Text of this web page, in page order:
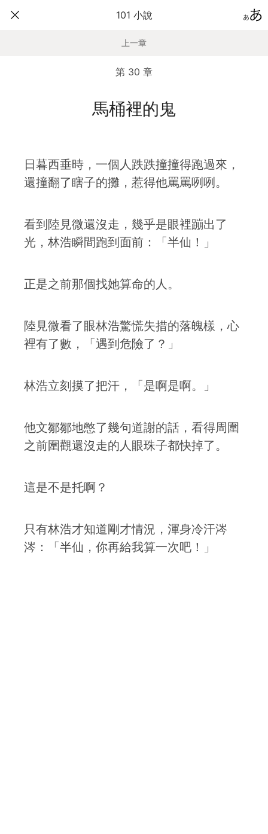
101 小說
上一章
第 30 章
馬桶裡的鬼
日暮西垂時，一個人跌跌撞撞得跑過來，
還撞翻了瞎子的攤，惹得他罵罵咧咧。
看到陸見微還沒走，幾乎是眼裡蹦出了
光，林浩瞬間跑到面前：「半仙！」
正是之前那個找她算命的人。
陸見微看了眼林浩驚慌失措的落魄樣，心
裡有了數，「遇到危險了？」
林浩立刻摸了把汗，「是啊是啊。」
他文鄒鄒地憋了幾句道謝的話，看得周圍
之前圍觀還沒走的人眼珠子都快掉了。
這是不是托啊？
只有林浩才知道剛才情況，渾身冷汗涔
涔：「半仙，你再給我算一次吧！」